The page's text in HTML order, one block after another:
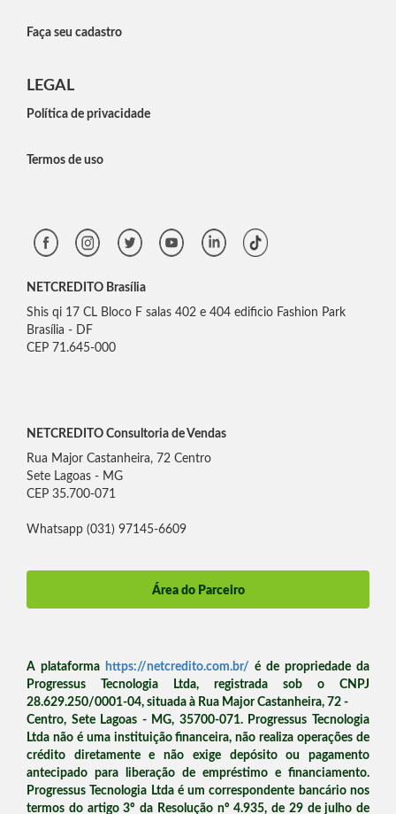
Faça seu cadastro
LEGAL
Política de privacidade
Termos de uso
NETCREDITO Brasília
Shis qi 17 CL Bloco F salas 402 e 404 edificio Fashion Park
Brasília - DF
CEP 71.645-000
NETCREDITO Consultoria de Vendas
Rua Major Castanheira, 72 Centro
Sete Lagoas - MG
CEP 35.700-071
Whatsapp (031) 97145-6609
Área do Parceiro
A plataforma https://netcredito.com.br/ é de propriedade da
Progressus Tecnologia Ltda, registrada sob o CNPJ
28.629.250/0001-04, situada à Rua Major Castanheira, 72 -
Centro, Sete Lagoas - MG, 35700-071. Progressus Tecnologia
Ltda não é uma instituição financeira, não realiza operações de
crédito diretamente e não exige depósito ou pagamento
antecipado para liberação de empréstimo e financiamento.
Progressus Tecnologia Ltda é um correspondente bancário nos
termos do artigo 3º da Resolução nº 4.935, de 29 de julho de